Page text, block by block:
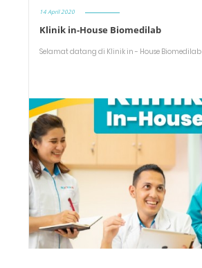
14 April 2020
Klinik in-House Biomedilab
Selamat datang di Klinik in - House Biomedilab